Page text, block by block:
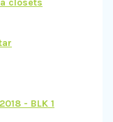
closets
- BLK 1